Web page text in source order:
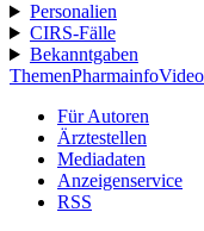
Personalien
CIRS-Fälle
Bekanntgaben
ThemenPharmainfo
Für Autoren
Ärztestellen
Mediadaten
Anzeigenservice
RSS